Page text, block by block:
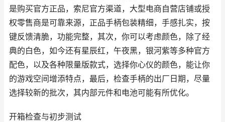
是购买官方正品，索尼官方渠道，大型电商自营店铺或授
权零售商是可靠来源，正品手柄包装精细，手感扎实，按
键反馈清脆，功能完整，其次，你可以考虑颜色，除了经
典的白色，如今还有星辰红，午夜黑，银河紫等多种官方
配色，以及各种限量版款式，选择你心仪的颜色，能让你
的游戏空间增添特点，最后，检查手柄的出厂日期，尽量
选择较新的批次，其内部元件和电池可能有所优化。
开箱检查与初步测试